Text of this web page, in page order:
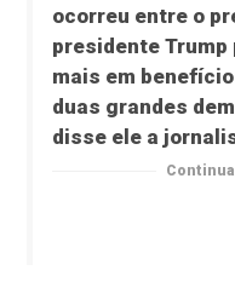
ocorreu entre o
presidente
mais em
duas grandes
disse ele a